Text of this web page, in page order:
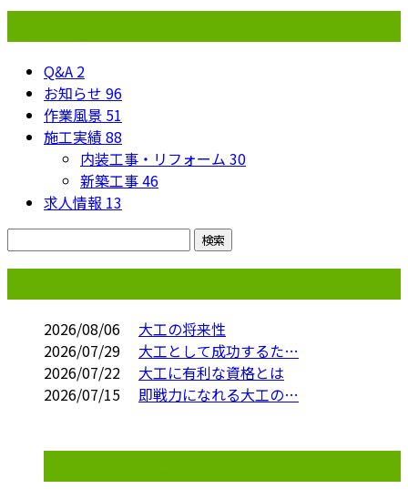
Q&A 2
お知らせ 96
作業風景 51
施工実績88
内装工事・リフォーム 30
新築工事46
求人情報 13
2026/08/06
大工の将来性
2026/07/29
大工として成功するた…
2026/07/22
大工に有利な資格とは
2026/07/15
即戦力になれる大工の…